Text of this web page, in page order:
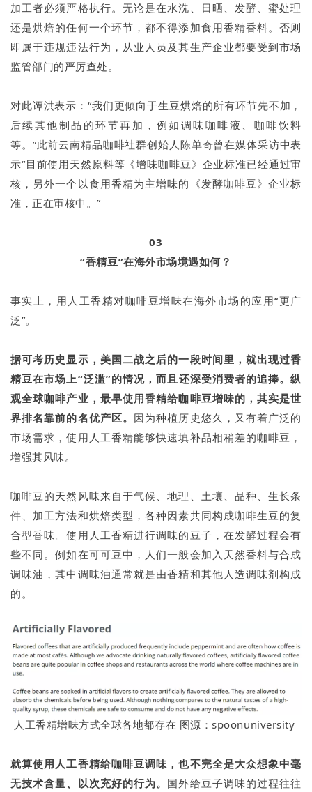
加工者必须严格执行。无论是在水洗、日晒、发酵、蜜处理
还是烘焙的任何一个环节，都不得添加食用香精香料。否则
即属于违规违法行为，从业人员及其生产企业都要受到市场
监管部门的严厉查处。
对此谭洪表示：“我们更倾向于生豆烘焙的所有环节先不加，
后续其他制品的环节再加，例如调味咖啡液、咖啡饮料
等。”此前云南精品咖啡社群创始人陈单奇曾在媒体采访中表
示“目前使用天然原料等《增味咖啡豆》企业标准已经通过审
核，另外一个以食用香精为主增味的《发酵咖啡豆》企业标
准，正在审核中。”
03
“香精豆”在海外市场境遇如何？
事实上，用人工香精对咖啡豆增味在海外市场的应用“更广
泛”。
据可考历史显示，美国二战之后的一段时间里，就出现过香
精豆在市场上“泛滥”的情况，而且还深受消费者的追捧。纵
观全球咖啡产业，最早使用香精给咖啡豆增味的，其实是世
界排名靠前的名优产区。 因为种植历史悠久，又有着广泛的
市场需求，使用人工香精能够快速填补品相稍差的咖啡豆，
增强其风味。
咖啡豆的天然风味来自于气候、地理、土壤、品种、生长条
件、加工方法和烘焙类型，各种因素共同构成咖啡生豆的复
合型香味。使用人工香精进行调味的豆子，在发酵过程会有
些不同。例如在可可豆中，人们一般会加入天然香料与合成
调味油，其中调味油通常就是由香精和其他人造调味剂构成
的。
人工香精增味方式全球各地都存在 图源：spoonuniversity
就算使用人工香精给咖啡豆调味，也不完全是大众想象中毫
无技术含量、以次充好的行为。 国外给豆子调味的过程往往